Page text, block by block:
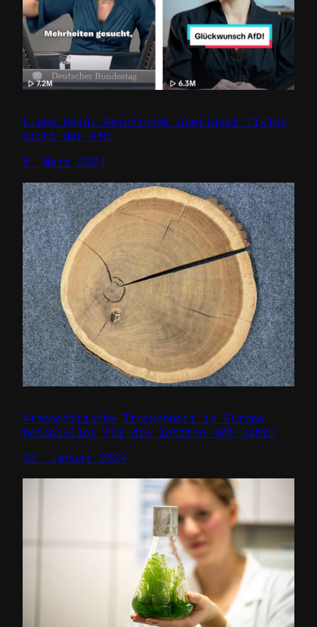
Linke Heidi Reichinnek überlässt TikTok
nicht der AfD
5. März 2024
Atmosphärische Trockenheit in Europa
beispiellos für die letzten 400 Jahre
22. Januar 2024